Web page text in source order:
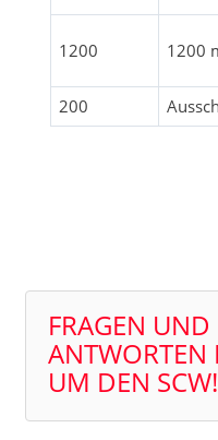
1200 1200
200
FRAGEN UND
ANTWORTEN
UM DEN SCW!